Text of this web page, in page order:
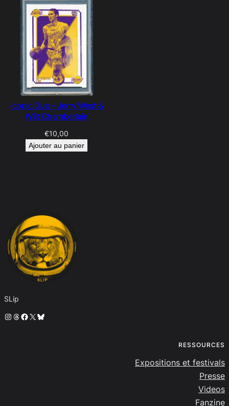
Iconic Duo – Jerry West &
Wilt Chamberlain
€10,00
Ajouter au panier
SLip
Instagram
Threads
Facebook
X Bluesky
RESSOURCES
Expositions et festivals
Presse
Videos
Fanzine